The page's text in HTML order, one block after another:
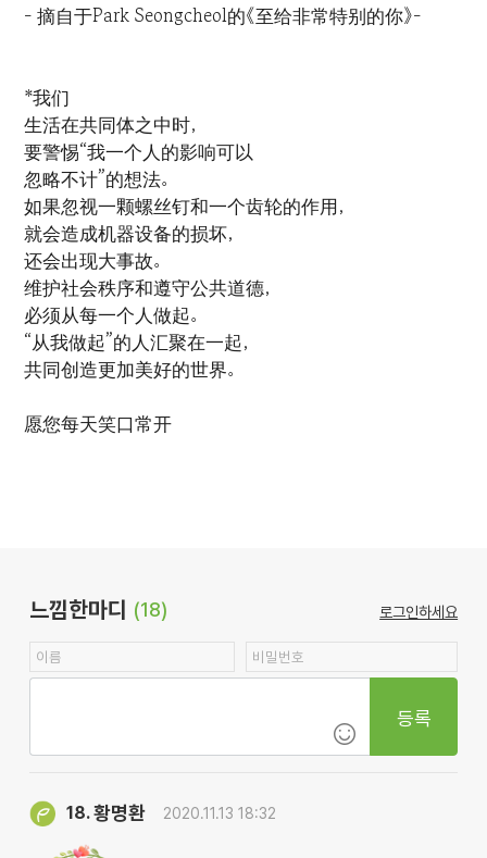
- 摘自于Park Seongcheol的《至给非常特别的你》-
*我们
生活在共同体之中时，
要警惕“我一个人的影响可以
忽略不计”的想法。
如果忽视一颗螺丝钉和一个齿轮的作用，
就会造成机器设备的损坏，
还会出现大事故。
维护社会秩序和遵守公共道德，
必须从每一个人做起。
“从我做起”的人汇聚在一起，
共同创造更加美好的世界。
愿您每天笑口常开
느낌한마디 (18) 로그인하세요
등록
18.황명환 2020.11.13 18:32